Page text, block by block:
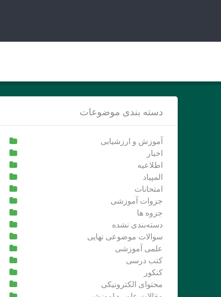
دسته بندی موضوعات
آموزش و ارزشیابی
اخبار
اطلاعیه
المپیاد
امتحانات
جزوات آموزشی
جزوه ها
دسته‌بندی نشده
سوالات موضوعی نهایی
علمی آموزشی
کتب درسی
کنکور
محتوای الکترونیکی